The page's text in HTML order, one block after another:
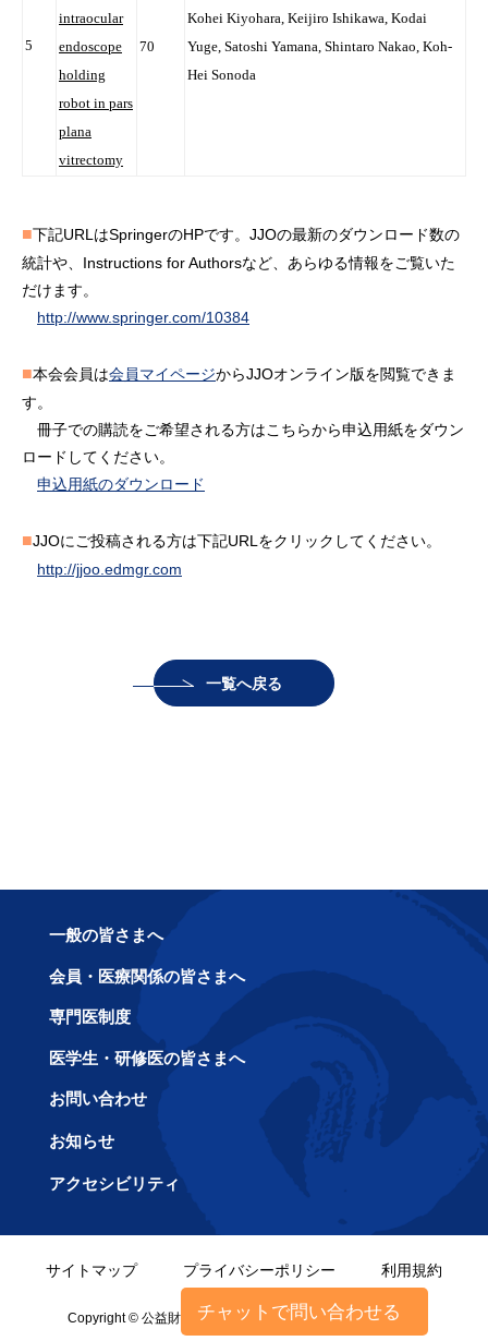
5
intraocular
endoscope
holding
robot in pars
plana
vitrectomy
70
Kohei Kiyohara, Keijiro Ishikawa, Kodai
Yuge, Satoshi Yamana, Shintaro Nakao, Koh-
Hei Sonoda
■下記URLはSpringerのHPです。JJOの最新のダウンロード数の
統計や、Instructions for Authorsなど、あらゆる情報をご覧いた
だけます。
http://www.springer.com/10384
■本会会員は会員マイページからJJOオンライン版を閲覧できま
す。
冊子での購読をご希望される方はこちらから申込用紙をダウン
ロードしてください。
申込用紙のダウンロード
■JJOにご投稿される方は下記URLをクリックしてください。
http://jjoo.edmgr.com
一覧へ戻る
一般の皆さまへ
会員・医療関係の皆さまへ
専門医制度
医学生・研修医の皆さまへ
お問い合わせ
お知らせ
アクセシビリティ
サイトマップ プライバシーポリシー 利用規約
Copyright © 公益財団法人日本眼科学会 All rights reserved.
チャットで問い合わせる